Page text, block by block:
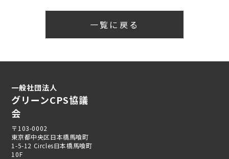
一覧に戻る
一般社団法人
グリーンCPS協議
会
〒103-0002
東京都中央区日本橋馬喰町
1-5-12 Circles日本橋馬喰町
10F